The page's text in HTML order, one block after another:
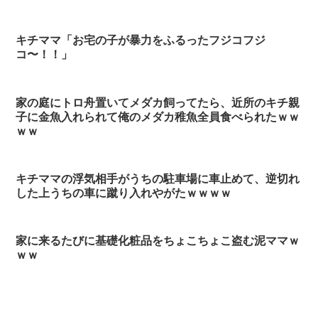
キチママ「お宅の子が暴力をふるったフジコフジ
コ〜！！」
家の庭にトロ舟置いてメダカ飼ってたら、近所のキチ親
子に金魚入れられて俺のメダカ稚魚全員食べられたｗｗ
ｗｗ
キチママの浮気相手がうちの駐車場に車止めて、逆切れ
した上うちの車に蹴り入れやがたｗｗｗｗ
家に来るたびに基礎化粧品をちょこちょこ盗む泥ママｗ
ｗｗ